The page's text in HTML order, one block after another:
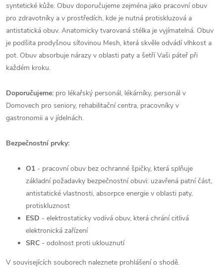
syntetické kůže. Obuv doporučujeme zejména jako pracovní obuv
pro zdravotníky a v prostředích, kde je nutná protiskluzová a
antistatická obuv. Anatomicky tvarovaná stélka je vyjímatelná. Obuv
je podšita prodyšnou síťovinou Mesh, která skvěle odvádí vlhkost a
pot. Obuv absorbuje nárazy v oblasti paty a šetří Vaši páteř při
každém kroku.
Doporučujeme: pro lékařský personál, lékárníky, personál v
Domovech pro seniory, rehabilitační centra, pracovníky v
gastronomii a v jídelnách.
Bezpečnostní prvky:
O1 - pracovní obuv bez ochranné špičky, která splňuje
základní požadavky bezpečnostní obuvi: uzavřená patní část,
antistatické vlastnosti, absorpce energie v oblasti paty,
protiskluznost
ESD - elektrostaticky vodivá obuv, která chrání citlivá
elektronická zařízení
SRC - odolnost proti uklouznutí
V souvisejících souborech naleznete prohlášení o shodě.